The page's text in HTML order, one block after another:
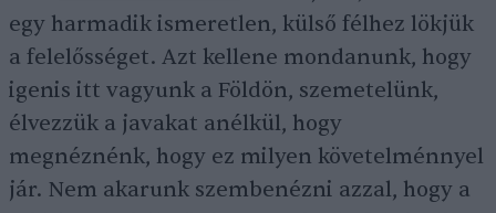
egy harmadik ismeretlen, külső félhez lökjük
a felelősséget. Azt kellene mondanunk, hogy
igenis itt vagyunk a Földön, szemetelünk,
élvezzük a javakat anélkül, hogy
megnéznénk, hogy ez milyen követelménnyel
jár. Nem akarunk szembenézni azzal, hogy a